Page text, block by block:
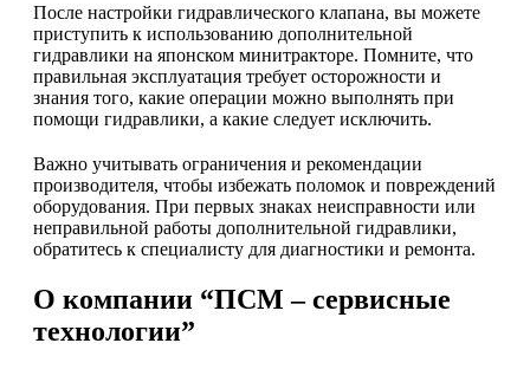
После настройки гидравлического клапана, вы можете
приступить к использованию дополнительной
гидравлики на японском минитракторе. Помните, что
правильная эксплуатация требует осторожности и
знания того, какие операции можно выполнять при
помощи гидравлики, а какие следует исключить.
Важно учитывать ограничения и рекомендации
производителя, чтобы избежать поломок и повреждений
оборудования. При первых знаках неисправности или
неправильной работы дополнительной гидравлики,
обратитесь к специалисту для диагностики и ремонта.
О компании “ПСМ – сервисные
технологии”